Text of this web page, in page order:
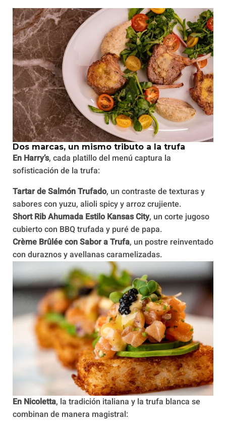
Dos marcas, un mismo tributo a la trufa
En Harry’s, cada platillo del menú captura la
sofisticación de la trufa:
Tartar de Salmón Trufado, un contraste de texturas y
sabores con yuzu, alioli spicy y arroz crujiente.
Short Rib Ahumada Estilo Kansas City, un corte jugoso
cubierto con BBQ trufada y puré de papa.
Crème Brûlée con Sabor a Trufa, un postre reinventado
con duraznos y avellanas caramelizadas.
En Nicoletta, la tradición italiana y la trufa blanca se
combinan de manera magistral: